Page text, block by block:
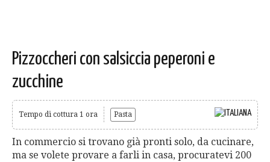
Pizzoccheri con salsiccia peperoni e
zucchine
Tempo di cottura 1 ora Pasta
In commercio si trovano già pronti solo, da cucinare,
ma se volete provare a farli in casa, procuratevi 200